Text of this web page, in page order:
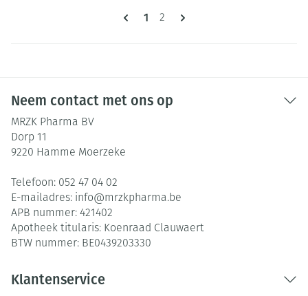
Pagina's
U lees momenteel pagina
1 Pagina
2
Neem contact met ons op
MRZK Pharma BV
Dorp 11
9220 Hamme Moerzeke
Telefoon: 052 47 04 02
E-mailadres: info@mrzkpharma.be
APB nummer: 421402
Apotheek titularis: Koenraad Clauwaert
BTW nummer: BE0439203330
Klantenservice